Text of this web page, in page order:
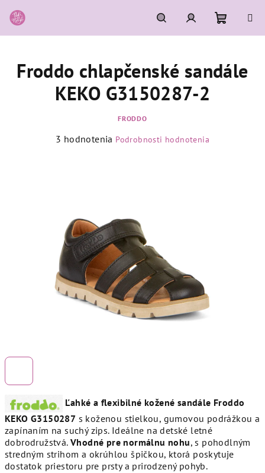
na
obsah
HľadaťPrihlásenie
košík
Ľahké a flexibilné kožené sandále Froddo
KEKO G3150287 s koženou stielkou, gumovou podrážkou a
zapínaním na suchý zips. Ideálne na detské letné
dobrodružstvá.Vhodné pre normálnu nohu, s pohodlným
stredným strihom a okrúhlou špičkou, ktorá poskytuje
dostatok priestoru pre prsty a prirodzený pohyb.
Froddo chlapčenské sandále
KEKO G3150287-2
FRODDO
Priemerné
hviezdičiek.
3 hodnotenia Podrobnosti hodnotenia